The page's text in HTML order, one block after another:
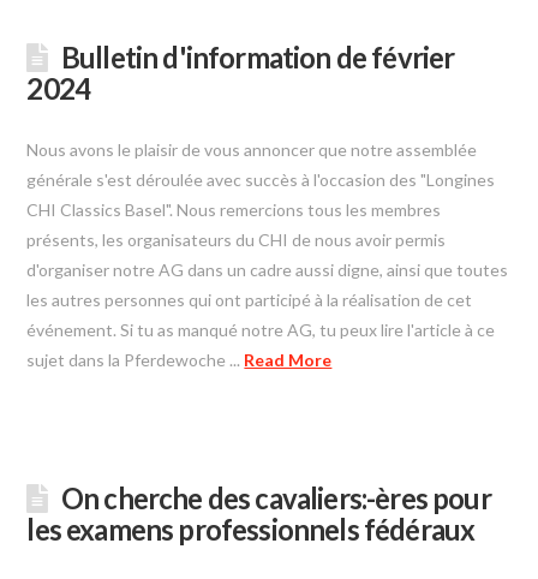
Bulletin d'information de février
2024
Nous avons le plaisir de vous annoncer que notre assemblée
générale s'est déroulée avec succès à l'occasion des "Longines
CHI Classics Basel". Nous remercions tous les membres
présents, les organisateurs du CHI de nous avoir permis
d'organiser notre AG dans un cadre aussi digne, ainsi que toutes
les autres personnes qui ont participé à la réalisation de cet
événement. Si tu as manqué notre AG, tu peux lire l'article à ce
sujet dans la Pferdewoche ... Read More
On cherche des cavaliers:-ères pour
les examens professionnels fédéraux